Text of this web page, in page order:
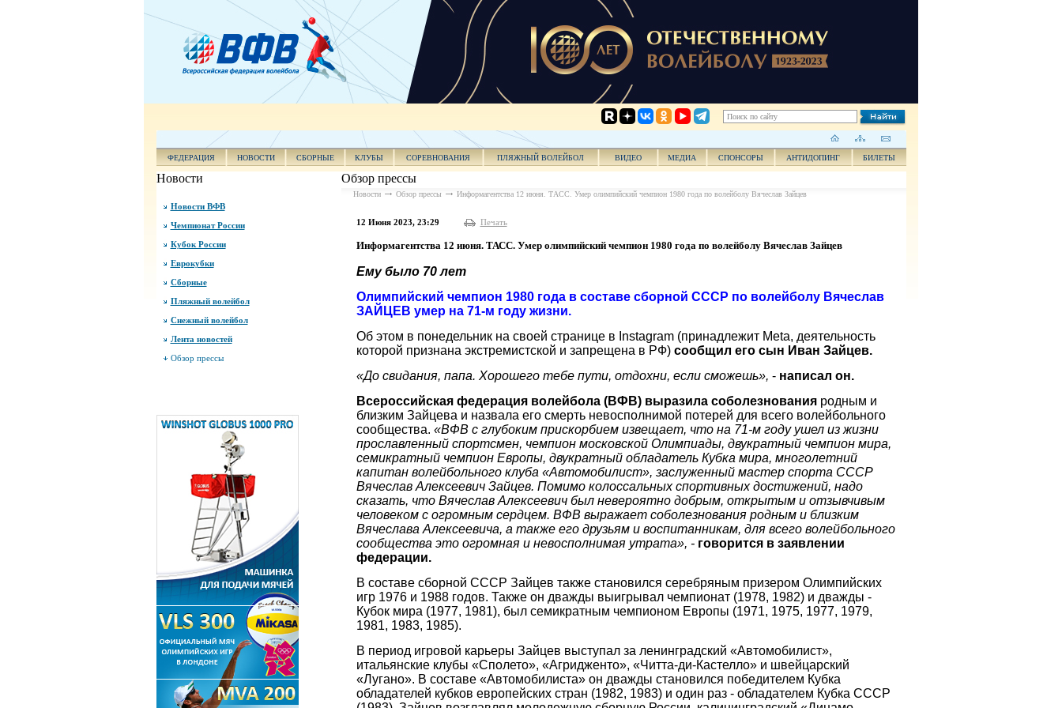
ФЕДЕРАЦИЯ НОВОСТИ СБОРНЫЕ КЛУБЫ СОРЕВНОВАНИЯ ПЛЯЖНЫЙ ВОЛЕЙБОЛ ВИДЕО МЕДИА СПОНСОРЫ АНТИДОПИНГ БИЛЕТЫ
Новости
Новости ВФВ
Чемпионат России
Кубок России
Еврокубки
Сборные
Пляжный волейбол
Снежный волейбол
Лента новостей
Обзор прессы
Обзор прессы
Новости Обзор прессы Информагентства 12 июня. ТАСС. Умер олимпийский чемпион 1980 года по волейболу Вячеслав Зайцев
12 Июня 2023, 23:29 Печать
Информагентства 12 июня. ТАСС. Умер олимпийский чемпион 1980 года по волейболу Вячеслав Зайцев
Ему было 70 лет
Олимпийский чемпион 1980 года в составе сборной СССР по волейболу Вячеслав
ЗАЙЦЕВ умер на 71-м году жизни.
Об этом в понедельник на своей странице в Instagram (принадлежит Meta, деятельность
которой признана экстремистской и запрещена в РФ) сообщил его сын Иван Зайцев.
«До свидания, папа. Хорошего тебе пути, отдохни, если сможешь», - написал он.
Всероссийская федерация волейбола (ВФВ) выразила соболезнованияродным и
близким Зайцева и назвала его смерть невосполнимой потерей для всего волейбольного
сообщества. «ВФВ с глубоким прискорбием извещает, что на 71-м году ушел из жизни
прославленный спортсмен, чемпион московской Олимпиады, двукратный чемпион мира,
семикратный чемпион Европы, двукратный обладатель Кубка мира, многолетний
капитан волейбольного клуба «Автомобилист», заслуженный мастер спорта СССР
Вячеслав Алексеевич Зайцев. Помимо колоссальных спортивных достижений, надо
сказать, что Вячеслав Алексеевич был невероятно добрым, открытым и отзывчивым
человеком с огромным сердцем. ВФВ выражает соболезнования родным и близким
Вячеслава Алексеевича, а также его друзьям и воспитанникам, для всего волейбольного
сообщества это огромная и невосполнимая утрата», - говорится в заявлении
федерации.
В составе сборной СССР Зайцев также становился серебряным призером Олимпийских
игр 1976 и 1988 годов. Также он дважды выигрывал чемпионат (1978, 1982) и дважды -
Кубок мира (1977, 1981), был семикратным чемпионом Европы (1971, 1975, 1977, 1979,
1981, 1983, 1985).
В период игровой карьеры Зайцев выступал за ленинградский «Автомобилист»,
итальянские клубы «Сполето», «Агридженто», «Читта-ди-Кастелло» и швейцарский
«Лугано». В составе «Автомобилиста» он дважды становился победителем Кубка
обладателей кубков европейских стран (1982, 1983) и один раз - обладателем Кубка СССР